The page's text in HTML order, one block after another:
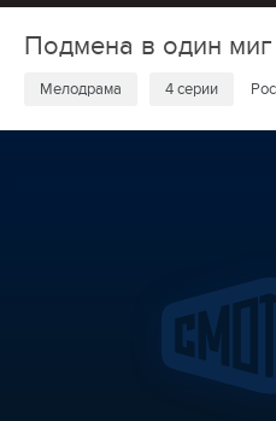
Подмена в один миг
Мелодрама 4 серии